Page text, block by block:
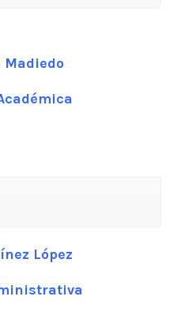
Madiedo
López